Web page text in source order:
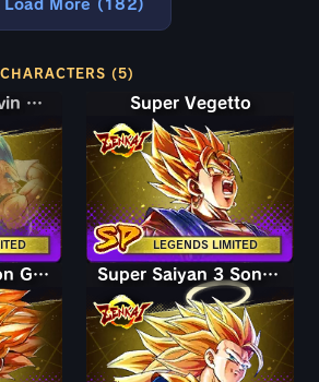
Load More (182)
(5)
Super Saiyan divin SS Son Goku & Vegeta
Super Saiyan divin SS Son Goku & Vegeta
LEGENDS LIMITED
Super Vegetto
Super Saiyan Son Goten petit Super Saiyan 3 Son Goku